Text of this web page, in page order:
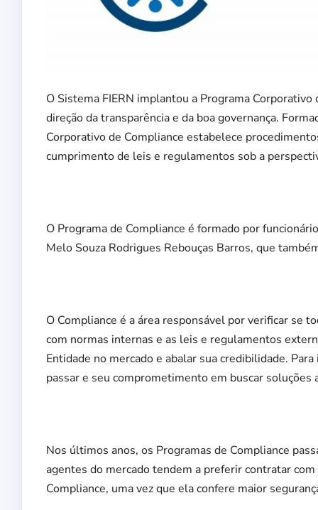
O Sistema FIERN implantou a Programa
direção da transparência e da boa governança.
Corporativo de Compliance estabelece
cumprimento de leis e regulamentos sob a
O Programa de Compliance é formado por
Melo Souza Rodrigues Rebouças Barros, que
O Compliance é a área responsável por verificar se
com normas internas e as leis e regulamentos
Entidade no mercado e abalar sua credibilidade.
passar e seu comprometimento em buscar soluções
Nos últimos anos, os Programas de Compliance
agentes do mercado tendem a preferir contratar
Compliance, uma vez que ela confere maior